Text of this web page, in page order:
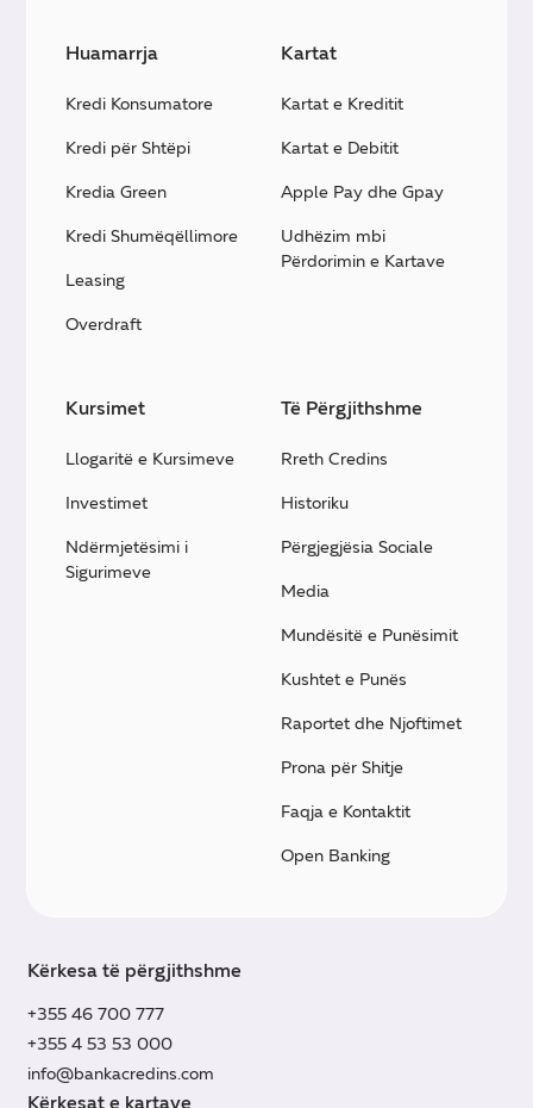
Huamarrja
Kredi Konsumatore
Kredi për Shtëpi
Kredia Green
Kredi Shumëqëllimore
Leasing
Overdraft
Kartat
Kartat e Kreditit
Kartat e Debitit
Apple Pay dhe Gpay
Udhëzim mbi
Përdorimin e Kartave
Kursimet
Llogaritë e Kursimeve
Investimet
Ndërmjetësimi i
Sigurimeve
Të Përgjithshme
Rreth Credins
Historiku
Përgjegjësia Sociale
Media
Mundësitë e Punësimit
Kushtet e Punës
Raportet dhe Njoftimet
Prona për Shitje
Faqja e Kontaktit
Open Banking
Kërkesa të përgjithshme
+355 46 700 777
+355 4 53 53 000
info@bankacredins.com
Kërkesat e kartave